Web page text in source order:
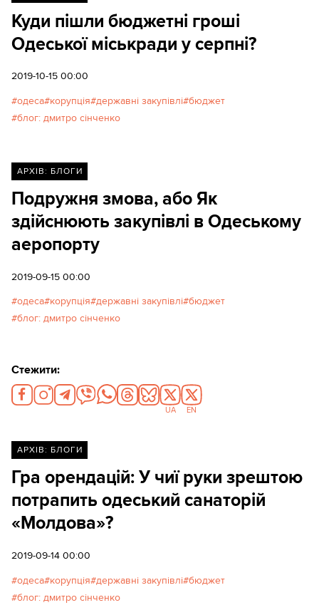
Куди пішли бюджетні гроші
Одеської міськради у серпні?
2019-10-15 00:00
одеса корупція державні закупівлі бюджет
блог: дмитро сінченко
АРХІВ: БЛОГИ
Подружня змова, або Як
здійснюють закупівлі в Одеському
аеропорту
2019-09-15 00:00
одеса корупція державні закупівлі бюджет
блог: дмитро сінченко
Стежити:
UA EN
АРХІВ: БЛОГИ
Гра орендацій: У чиї руки зрештою
потрапить одеський санаторій
«Молдова»?
2019-09-14 00:00
одеса корупція державні закупівлі бюджет
блог: дмитро сінченко